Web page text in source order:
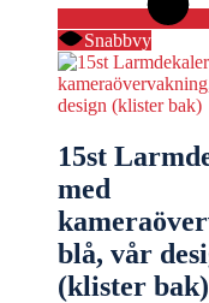
Snabbvy
15st
med
blå, vår
(klister bak)